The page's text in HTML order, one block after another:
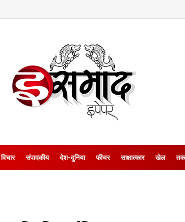
विचार संपादकीय देश-दुनिया फीचर साक्षात्‍कार खेल